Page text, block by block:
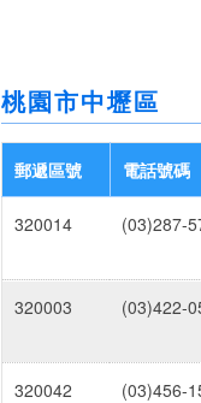
桃園市中壢區
郵遞區號 電話號碼
320014 (03)287-
320003 (03)422-
320042 (03)456-